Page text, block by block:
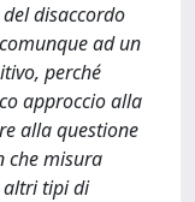
disaccordo
ad un
perché
approccio alla
alla questione
che misura
altri tipi di